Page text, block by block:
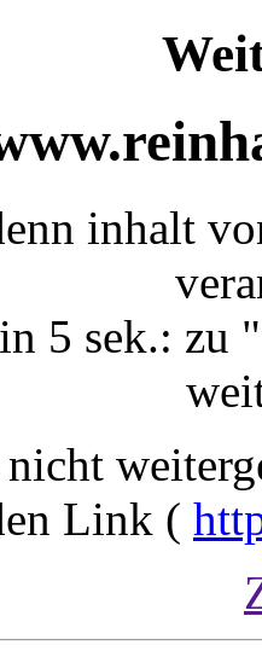
inhalt
5 sek.: zu "
Link (